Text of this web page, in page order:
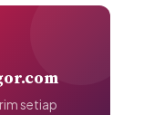
setiap